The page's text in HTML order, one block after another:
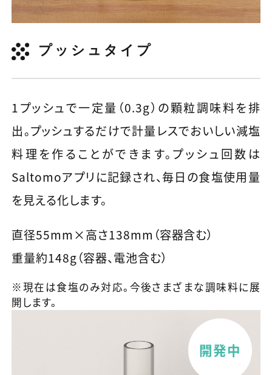
プッシュタイプ
1プッシュで一定量（0.3g）の顆粒調味料を排
出。プッシュするだけで計量レスでおいしい減塩
料理を作ることができます。プッシュ回数は
Saltomoアプリに記録され、毎日の食塩使用量
を見える化します。
直径55mm×高さ138mm（容器含む）
重量約148g（容器、電池含む）
※現在は食塩のみ対応。今後さまざまな調味料に展
開します。
開発中